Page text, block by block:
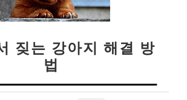
짖는 강아지 해결 방
법